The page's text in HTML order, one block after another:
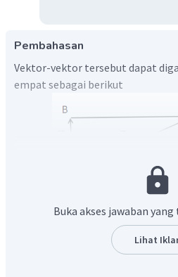
Pembahasan
Vektor-vektor tersebut dapat
empat sebagai berikut
Jadi, gambar bidang empat
Buka akses jawaban
Lihat